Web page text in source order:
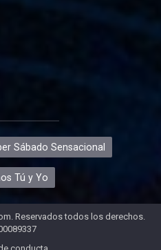
Sábado Sensacional
Tú y Yo
Reservados todos los derechos.